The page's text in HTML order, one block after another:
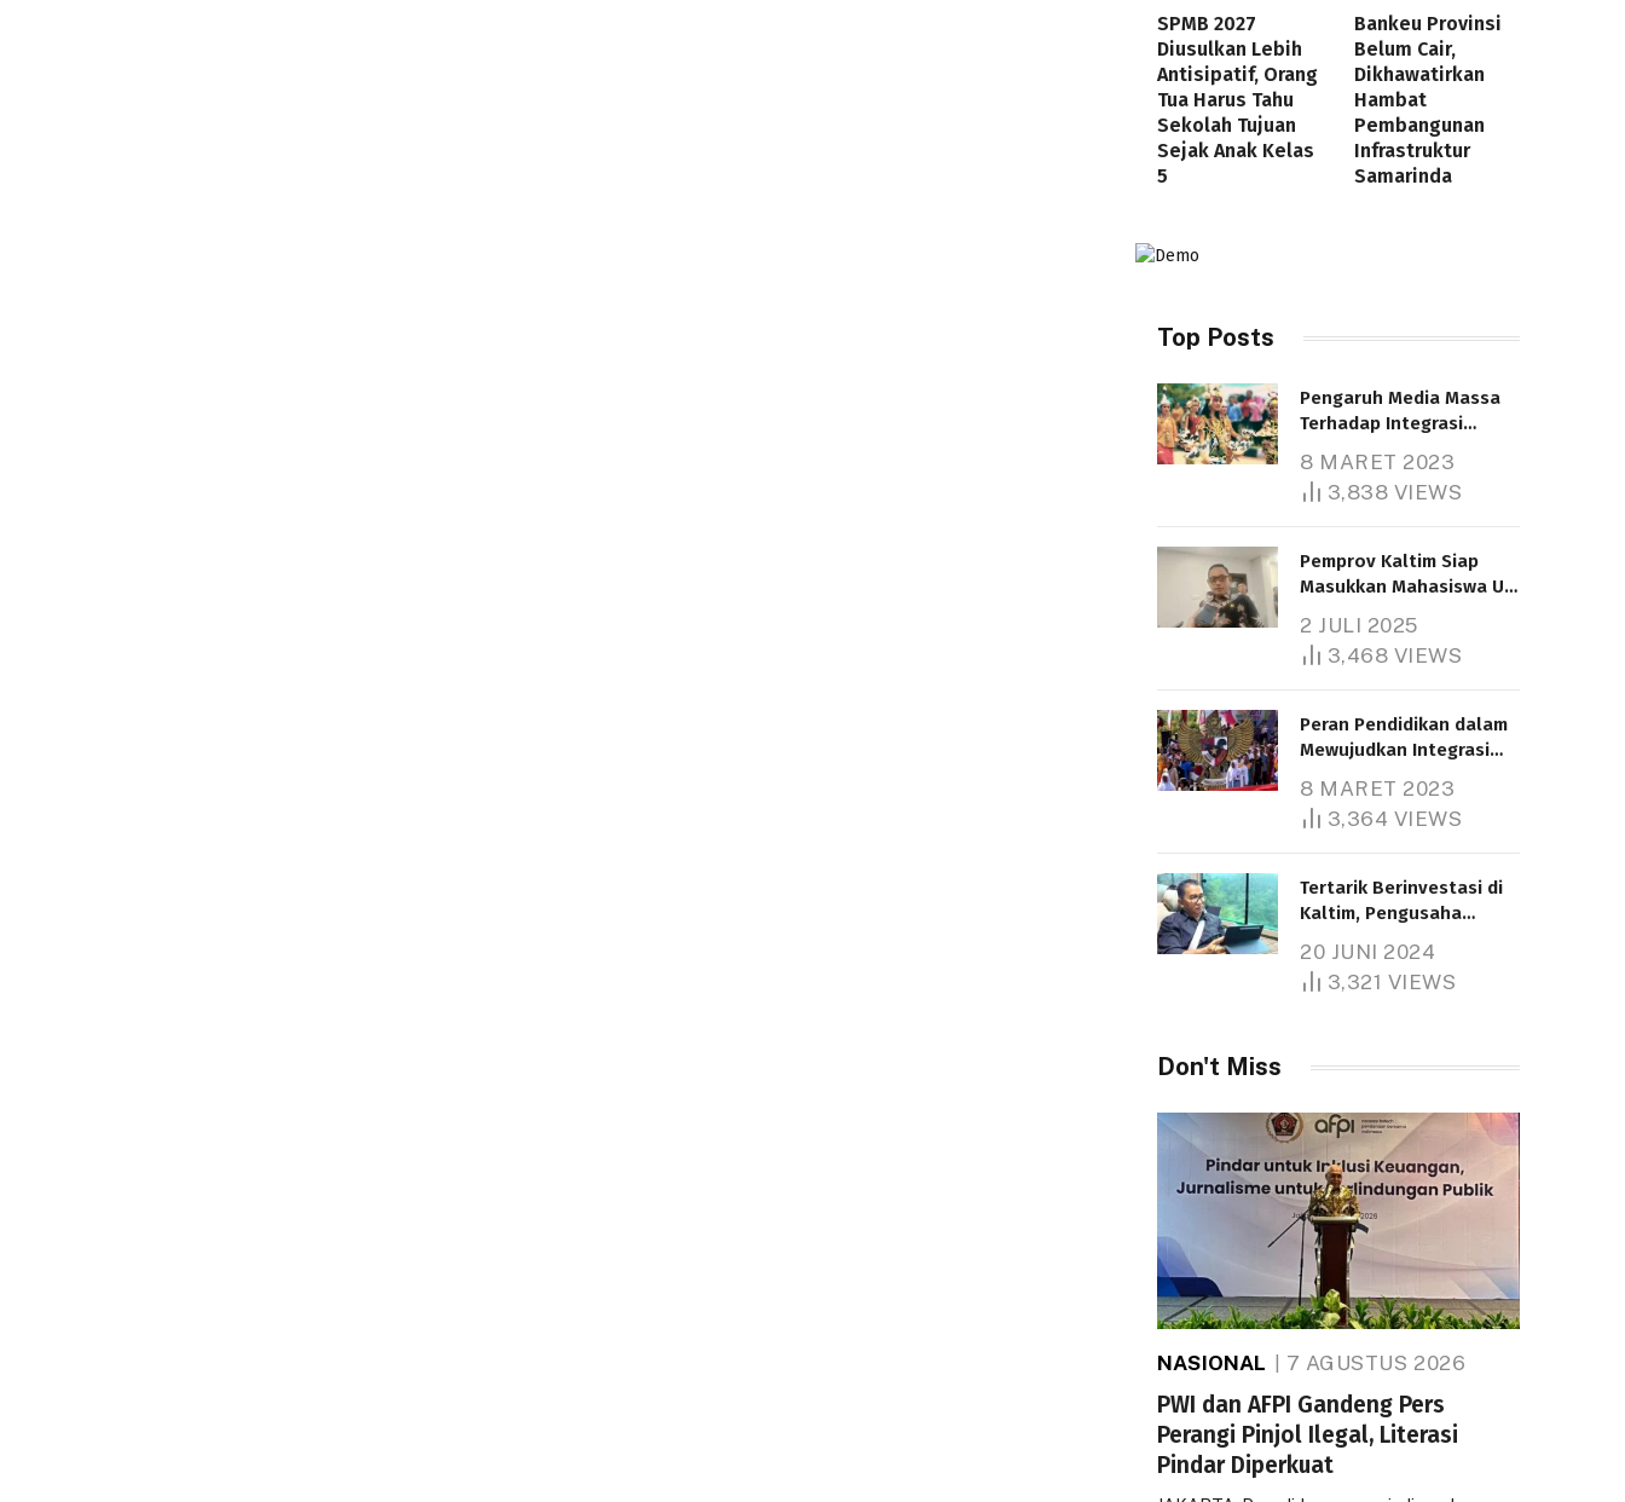
SPMB 2027
Diusulkan Lebih
Antisipatif, Orang
Tua Harus Tahu
Sekolah Tujuan
Sejak Anak Kelas
5
Bankeu Provinsi
Belum Cair,
Dikhawatirkan
Hambat
Pembangunan
Infrastruktur
Samarinda
Top Posts
Pengaruh Media Massa
Terhadap Integrasi
8 MARET 2023
3,838 VIEWS
Pemprov Kaltim Siap
Masukkan Mahasiswa UT
Bantuan Pendidikan
Gratispol
2 JULI 2025
3,468 VIEWS
Peran Pendidikan dalam
Mewujudkan Integrasi
8 MARET 2023
3,364 VIEWS
Tertarik Berinvestasi di
Kaltim, Pengusaha
1.000 Hektare
20 JUNI 2024
3,321 VIEWS
Don't Miss
NASIONAL 7 AGUSTUS 2026
PWI dan AFPI Gandeng Pers
Perangi Pinjol Ilegal, Literasi
Pindar Diperkuat